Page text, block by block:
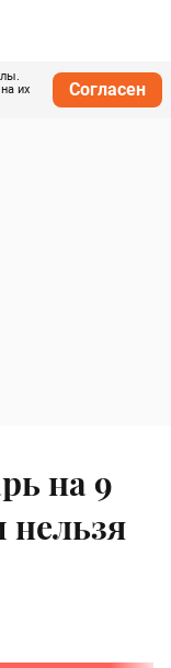
на их
Согласен
на 9